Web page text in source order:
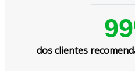
dos clientes